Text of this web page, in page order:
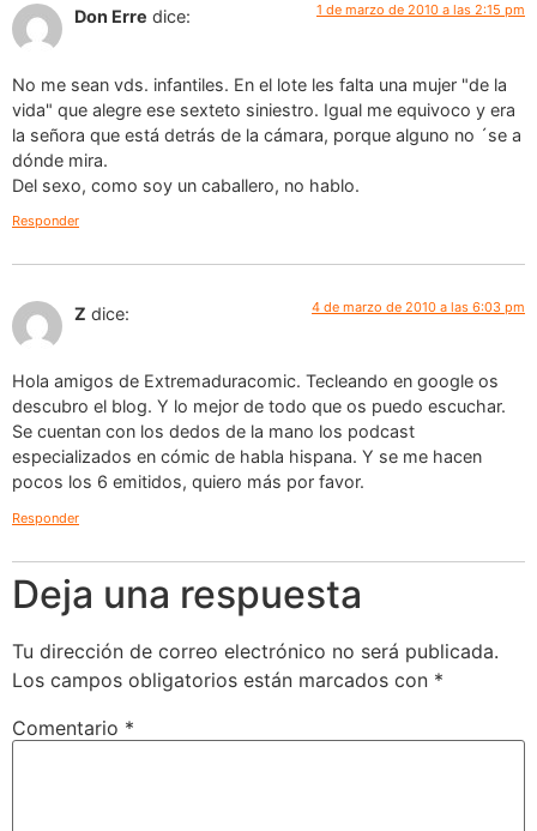
Don Erre dice: 1 de marzo de 2010 a las 2:15 pm
No me sean vds. infantiles. En el lote les falta una mujer "de la
vida" que alegre ese sexteto siniestro. Igual me equivoco y era
la señora que está detrás de la cámara, porque alguno no ´se a
dónde mira.
Del sexo, como soy un caballero, no hablo.
Responder
Z dice: 4 de marzo de 2010 a las 6:03 pm
Hola amigos de Extremaduracomic. Tecleando en google os
descubro el blog. Y lo mejor de todo que os puedo escuchar.
Se cuentan con los dedos de la mano los podcast
especializados en cómic de habla hispana. Y se me hacen
pocos los 6 emitidos, quiero más por favor.
Responder
Deja una respuesta
Tu dirección de correo electrónico no será publicada.
Los campos obligatorios están marcados con *
Comentario *